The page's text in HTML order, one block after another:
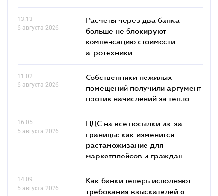
13.13
6 августа 2026
Расчеты через два банка
больше не блокируют
компенсацию стоимости
агротехники
11.02
6 августа 2026
Собственники нежилых
помещений получили аргумент
против начислений за тепло
16.05
5 августа 2026
НДС на все посылки из-за
границы: как изменится
растаможивание для
маркетплейсов и граждан
14.09
5 августа 2026
Как банки теперь исполняют
требования взыскателей о